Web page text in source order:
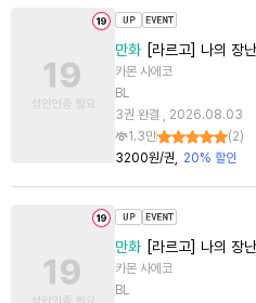
만화 [라르고] 나의 장
카몬 사에코
BL
3권 완결 , 2026.08.03
1.3만
(2)
3200원/권
20% 할인
만화 [라르고] 나의 장
카몬 사에코
BL